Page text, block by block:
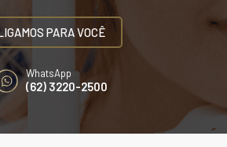
PARA VOCÊ
WhatsApp
(62) 3220-2500